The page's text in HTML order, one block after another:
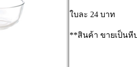
ใบละ 24 บาท
**สินค้า ขายเป็นหี